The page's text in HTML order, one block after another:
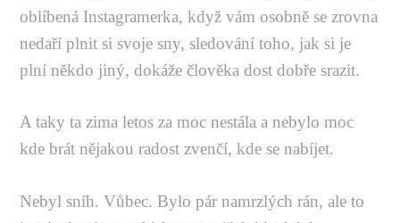
oblíbená Instagramerka, když vám osobně se zrovna
nedaří plnit si svoje sny, sledování toho, jak si je
plní někdo jiný, dokáže člověka dost dobře srazit.
A taky ta zima letos za moc nestála a nebylo moc
kde brát nějakou radost zvenčí, kde se nabíjet.
Nebyl sníh. Vůbec. Bylo pár namrzlých rán, ale to